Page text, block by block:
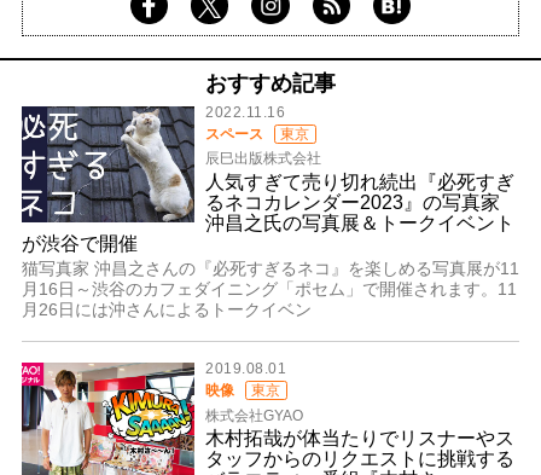
おすすめ記事
2022.11.16
スペース
東京
辰巳出版株式会社
人気すぎて売り切れ続出『必死すぎ
るネコカレンダー2023』の写真家
沖昌之氏の写真展＆トークイベント
が渋谷で開催
猫写真家 沖昌之さんの『必死すぎるネコ』を楽しめる写真展が11
月16日～渋谷のカフェダイニング「ポセム」で開催されます。11
月26日には沖さんによるトークイベン
2019.08.01
映像
東京
株式会社GYAO
木村拓哉が体当たりでリスナーやス
タッフからのリクエストに挑戦する